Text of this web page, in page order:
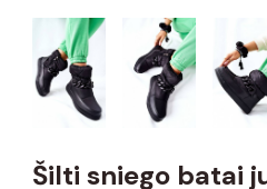
Šilti sniego batai